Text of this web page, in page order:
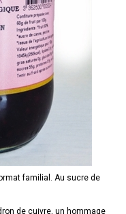
familial. Au sucre de
de cuivre, un hommage